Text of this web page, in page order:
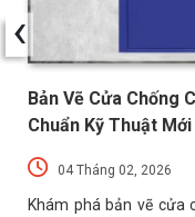
Bản Vẽ Cửa Chống
Chuẩn Kỹ Thuật
04 Tháng 02, 2026
Khám phá bản vẽ cửa
‹